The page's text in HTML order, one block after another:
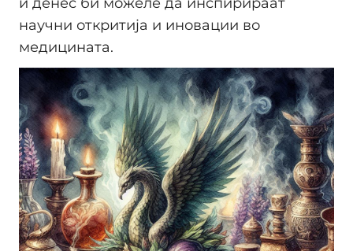
научни откритија и иновации во
медицината.